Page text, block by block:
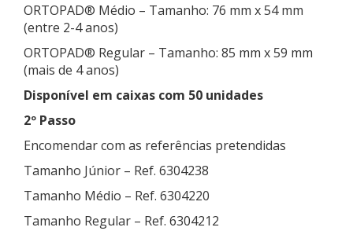
ORTOPAD® Médio – Tamanho: 76 mm x 54 mm
(entre 2-4 anos)
ORTOPAD® Regular – Tamanho: 85 mm x 59 mm
(mais de 4 anos)
Disponível em caixas com 50 unidades
2º Passo
Encomendar com as referências pretendidas
Tamanho Júnior – Ref. 6304238
Tamanho Médio – Ref. 6304220
Tamanho Regular – Ref. 6304212